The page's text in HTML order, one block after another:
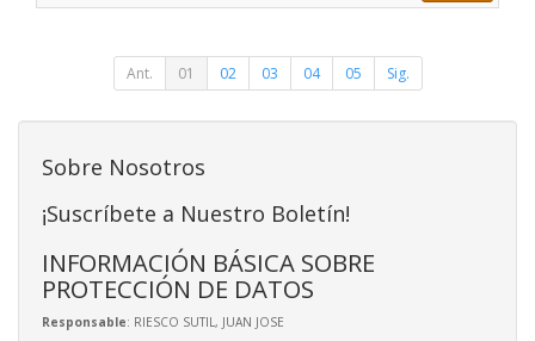
Ant. 01 02 03 04 05 Sig.
Sobre Nosotros
¡Suscríbete a Nuestro Boletín!
INFORMACIÓN BÁSICA SOBRE
PROTECCIÓN DE DATOS
Responsable: RIESCO SUTIL, JUAN JOSE